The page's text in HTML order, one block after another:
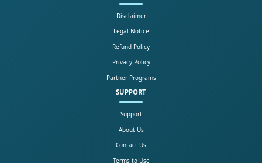
Disclaimer
Legal Notice
Refund Policy
Privacy Policy
Partner Programs
SUPPORT
Support
About Us
Contact Us
Terms to Use